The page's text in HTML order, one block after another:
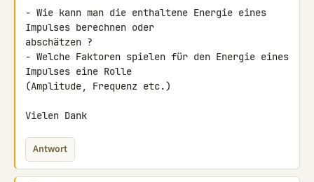
- Wie kann man die enthaltene Energie eines
Impulses berechnen oder
abschätzen ?
- Welche Faktoren spielen für den Energie eines
Impulses eine Rolle
(Amplitude, Frequenz etc.)
Vielen Dank
Antwort